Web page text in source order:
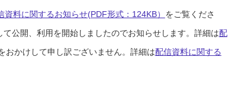
資料に関するお知らせ(PDF形式：124KB） をご覧くださ
公開、利用を開始しましたのでお知らせします。詳細は配
おかけして申し訳ございません。詳細は配信資料に関する